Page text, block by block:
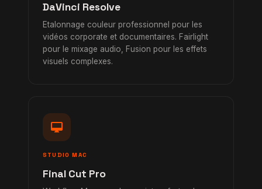
DaVinci Resolve
Etalonnage couleur professionnel pour les
vidéos corporate et documentaires. Fairlight
pour le mixage audio, Fusion pour les effets
visuels complexes.
desktop_mac
STUDIO MAC
Final Cut Pro